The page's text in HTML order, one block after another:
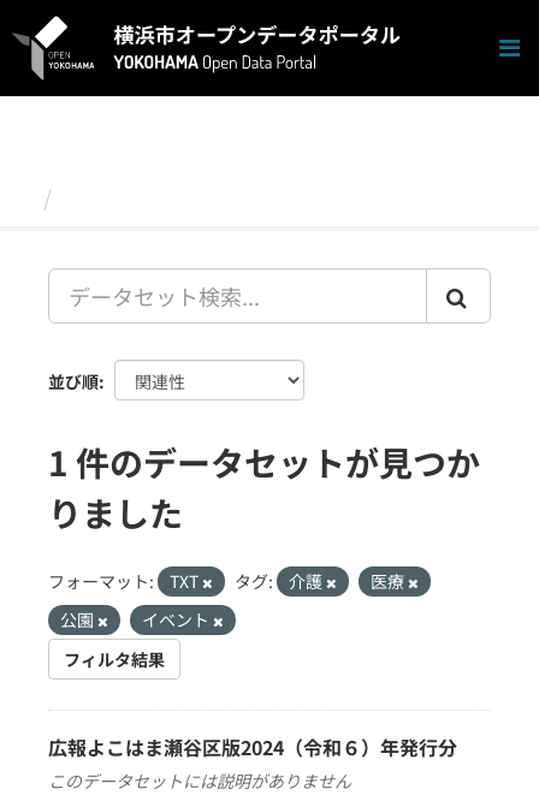
キ
並び順
1 件のデータセットが見つか
りました
フォーマット: TXT タグ: 介護
医療
公園
イベント
フィルタ結果
広報よこはま瀬谷区版2024（令和６）年発行分
このデータセットには説明がありません